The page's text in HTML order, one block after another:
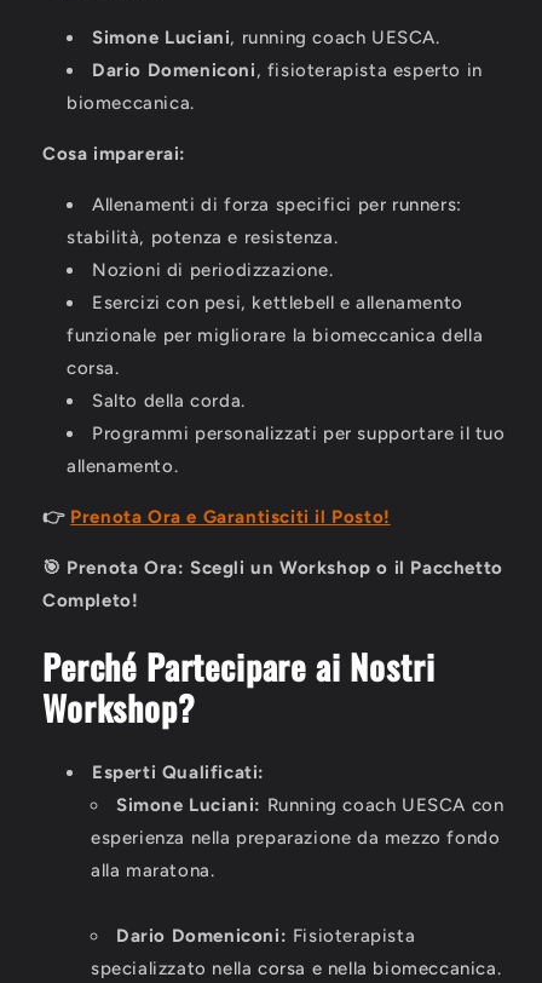
Simone Luciani, running coach UESCA.
Dario Domeniconi, fisioterapista esperto in
biomeccanica.
Cosa imparerai:
Allenamenti di forza specifici per runners:
stabilità, potenza e resistenza.
Nozioni di periodizzazione.
Esercizi con pesi, kettlebell e allenamento
funzionale per migliorare la biomeccanica della
corsa.
Salto della corda.
Programmi personalizzati per supportare il tuo
allenamento.
👉 Prenota Ora e Garantisciti il Posto!
🎯 Prenota Ora: Scegli un Workshop o il Pacchetto
Completo!
Perché Partecipare ai Nostri
Workshop?
Esperti Qualificati:
Simone Luciani: Running coach UESCA con
esperienza nella preparazione da mezzo fondo
alla maratona.
Dario Domeniconi: Fisioterapista
specializzato nella corsa e nella biomeccanica.